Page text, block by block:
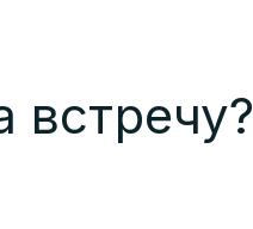
встречу?